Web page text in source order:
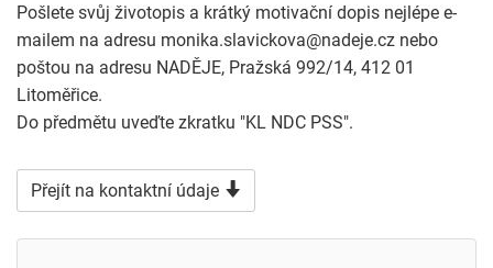
Pošlete svůj životopis a krátký motivační dopis nejlépe e-
mailem na adresu monika.slavickova@nadeje.cz nebo
poštou na adresu NADĚJE, Pražská 992/14, 412 01
Litoměřice.
Do předmětu uveďte zkratku "KL NDC PSS".
Přejít na kontaktní údaje